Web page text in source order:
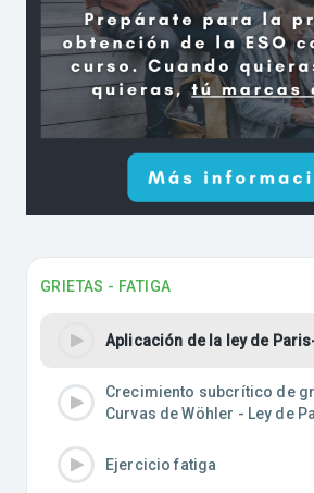
GRIETAS - FATIGA
Aplicación de la ley de
Crecimiento subcrítico de
Curvas de Wöhler - Ley de
Ejercicio fatiga